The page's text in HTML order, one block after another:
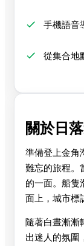
手機語音
從集合地
關於日
準備登上金角
難忘的旅程。
的一面。船隻
面上，城市標
隨著白晝漸漸
出迷人的氛圍